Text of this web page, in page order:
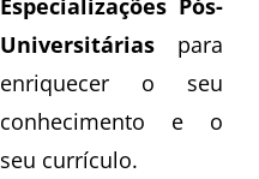
Especializações Pós-
Universitáriaspara
enriquecer o seu
conhecimento e o
seu currículo.